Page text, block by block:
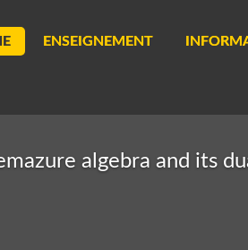
ENSEIGNEMENT
algebra and its